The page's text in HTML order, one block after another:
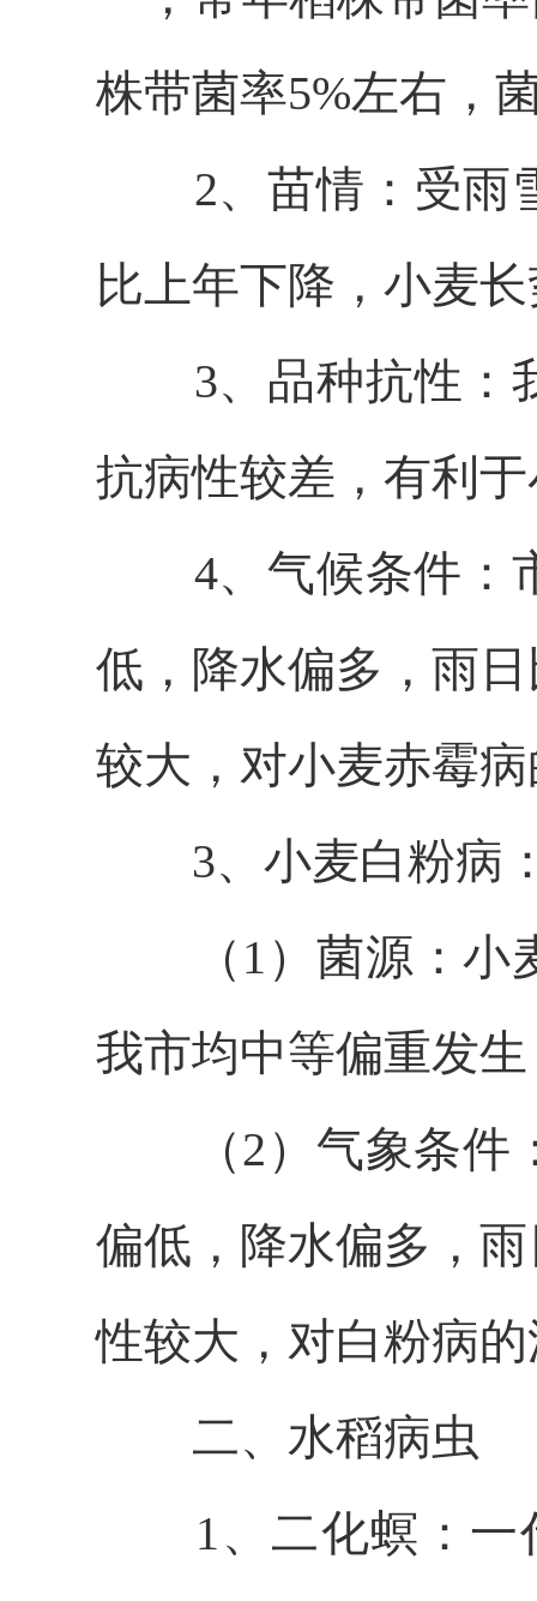
株带菌率5%左右，
2、苗情：受雨
比上年下降，小麦
3、品种抗性：
抗病性较差，有利
4、气候条件：
低，降水偏多，雨
较大，对小麦赤霉
3、小麦白粉病
（1）菌源：
我市均中等偏重发
（2）气象条件
偏低，降水偏多，
性较大， 对白粉病
二、水稻病虫
1、二化螟：一